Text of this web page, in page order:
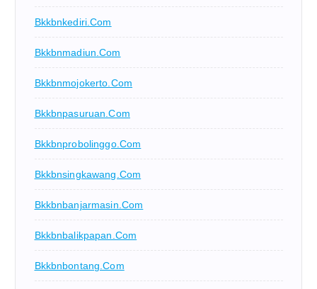
Bkkbnkediri.com
Bkkbnmadiun.com
Bkkbnmojokerto.com
Bkkbnpasuruan.com
Bkkbnprobolinggo.com
Bkkbnsingkawang.com
Bkkbnbanjarmasin.com
Bkkbnbalikpapan.com
Bkkbnbontang.com